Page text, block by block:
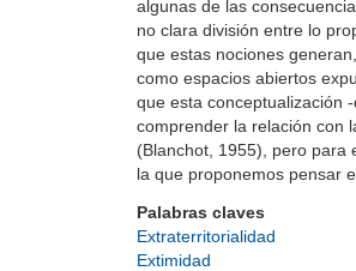
algunas de las
no clara división entre lo
que estas nociones
como espacios abiertos
que esta conceptualización
comprender la relación con
(Blanchot, 1955), pero para
la que proponemos pensar
Palabras claves
Extraterritorialidad
Extimidad